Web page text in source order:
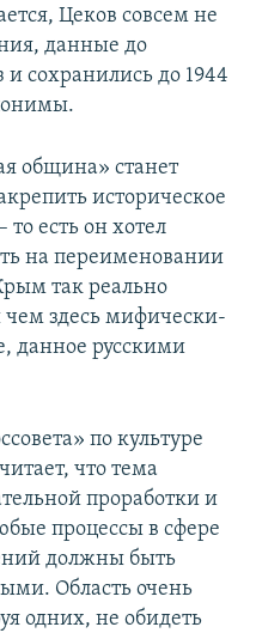
Цеков совсем не
данные до
и сохранились до 1944
община» станет
историческое
есть он хотел
на переименовании
так реально
здесь мифически-
данное русскими
по культуре
что тема
проработки и
процессы в сфере
должны быть
Область очень
одних, не обидеть